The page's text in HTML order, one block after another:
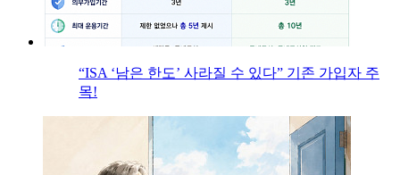
“ISA ‘남은 한도’ 사라질 수 있다” 기존 가입자 주
목!